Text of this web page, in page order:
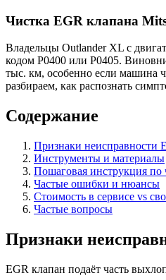
Чистка EGR клапана
Владельцы Outlander XL с
кодом P0400 или P0405.
тыс. км, особенно если машина
разбираем, как распознать
Содержание
Признаки неисправности
Инструменты и материалы
Пошаговая инструкция по
Частые ошибки и нюансы
Стоимость в сервисе vs
Частые вопросы
Признаки
EGR клапан подаёт часть